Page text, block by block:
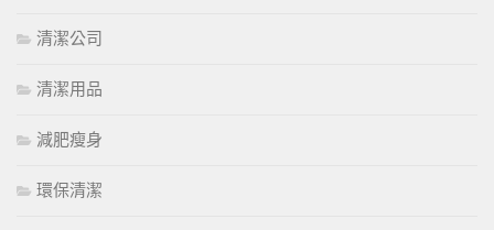
清潔公司
清潔用品
減肥瘦身
環保清潔